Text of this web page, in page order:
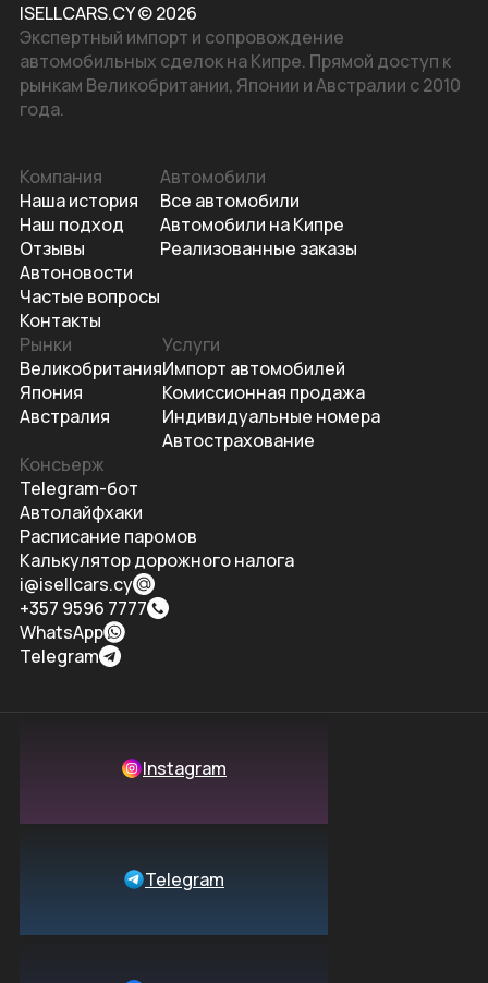
ISELLCARS.CY © 2026
Экспертный импорт и сопровождение
автомобильных сделок на Кипре. Прямой доступ к
рынкам Великобритании, Японии и Австралии с 2010
года.
Компания
Наша история
Наш подход
Отзывы
Автоновости
Частые вопросы
Контакты
Автомобили
Все автомобили
Автомобили на Кипре
Реализованные заказы
Рынки
Великобритания
Япония
Австралия
Услуги
Импорт автомобилей
Комиссионная продажа
Индивидуальные номера
Автострахование
Консьерж
Telegram-бот
Автолайфхаки
Расписание паромов
Калькулятор дорожного налога
i@isellcars.cy
+357 9596 7777
WhatsApp
Telegram
Instagram
Telegram